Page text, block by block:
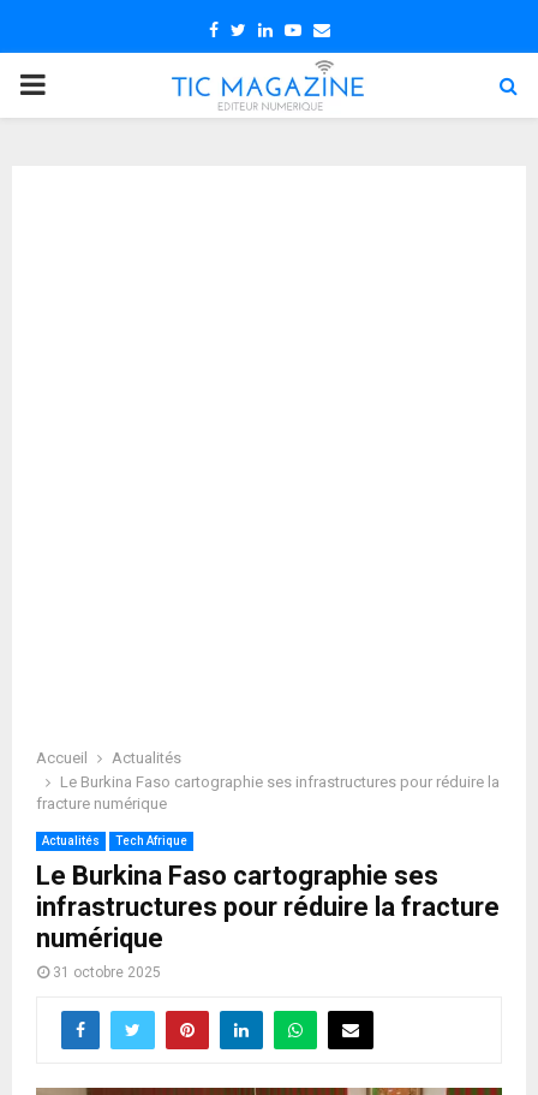
Facebook
TwitterLinkedin
Youtube
Email
PRIMARY
Accueil
Actualités
Le Burkina Faso cartographie ses infrastructures pour réduire la
fracture numérique
Actualités Tech Afrique
Le Burkina Faso cartographie ses
infrastructures pour réduire la fracture
numérique
31 octobre 2025